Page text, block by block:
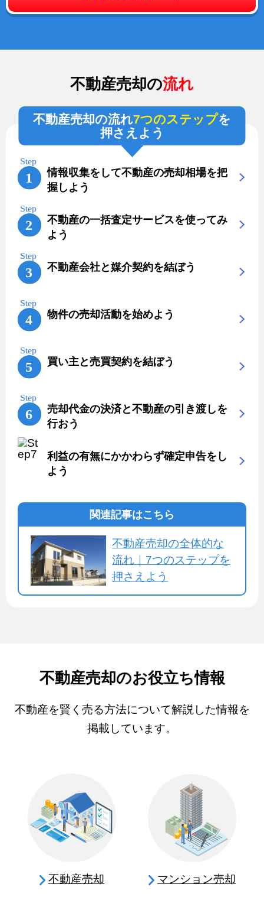
不動産売却の流れ
不動産売却の流れ7つのステップを
押さえよう
情報収集をして不動産の売却相場を把
握しよう
不動産の一括査定サービスを使ってみ
よう
不動産会社と媒介契約を結ぼう
物件の売却活動を始めよう
買い主と売買契約を結ぼう
売却代金の決済と不動産の引き渡しを
行おう
利益の有無にかかわらず確定申告をし
よう
関連記事はこちら
不動産売却の全体的な
流れ｜7つのステップを
押さえよう
不動産売却のお役立ち情報
不動産を賢く売る方法について解説した情報を
掲載しています。
不動産売却 マンション売却